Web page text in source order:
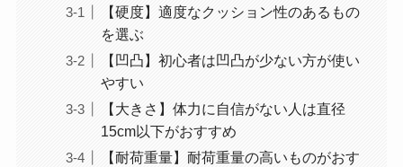
【硬度】適度なクッション性のあるもの
を選ぶ
【凹凸】初心者は凹凸が少ない方が使い
やすい
【大きさ】体力に自信がない人は直径
15cm以下がおすすめ
【耐荷重量】耐荷重量の高いものがおす